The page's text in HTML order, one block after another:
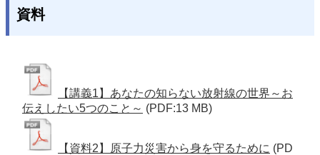
資料
【講義1】あなたの知らない放射線の世界～お
伝えしたい5つのこと～ (PDF:13 MB)
【資料2】原子力災害から身を守るために (PD